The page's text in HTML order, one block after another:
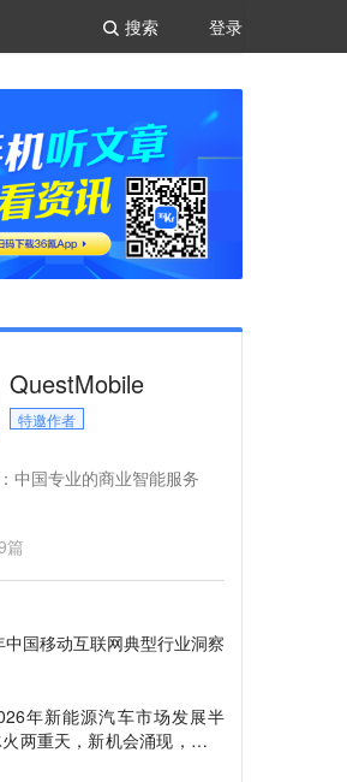
登录
搜索
QuestMobile
特邀作者
中国专业的商业智能服务
篇
国移动互联网典型行业洞察
年新能源汽车市场发展半
两重天，新机会涌现，纯电
万辆，比亚迪活跃量达到